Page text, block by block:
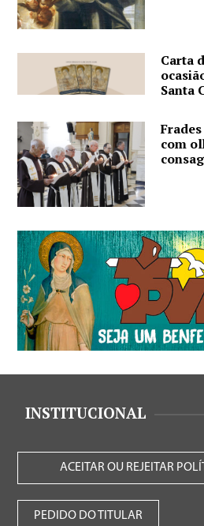
Carta
Santa
com
INSTITUCIONAL
ACEITAR OU REJEITAR
PEDIDO DO TITULAR